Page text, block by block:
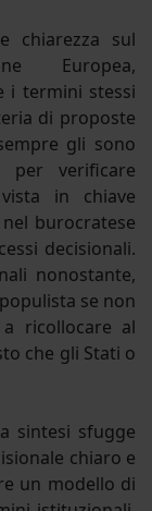
chiarezza sul
Europea,
i termini stessi
di proposte
gli sono
per verificare
in chiave
burocratese
decisionali.
nonostante,
se non
a ricollocare al
che gli Stati o
sintesi sfugge
chiaro e
un modello di